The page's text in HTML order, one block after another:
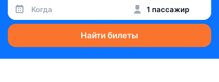
Когда 1 пассажир
Найти билеты